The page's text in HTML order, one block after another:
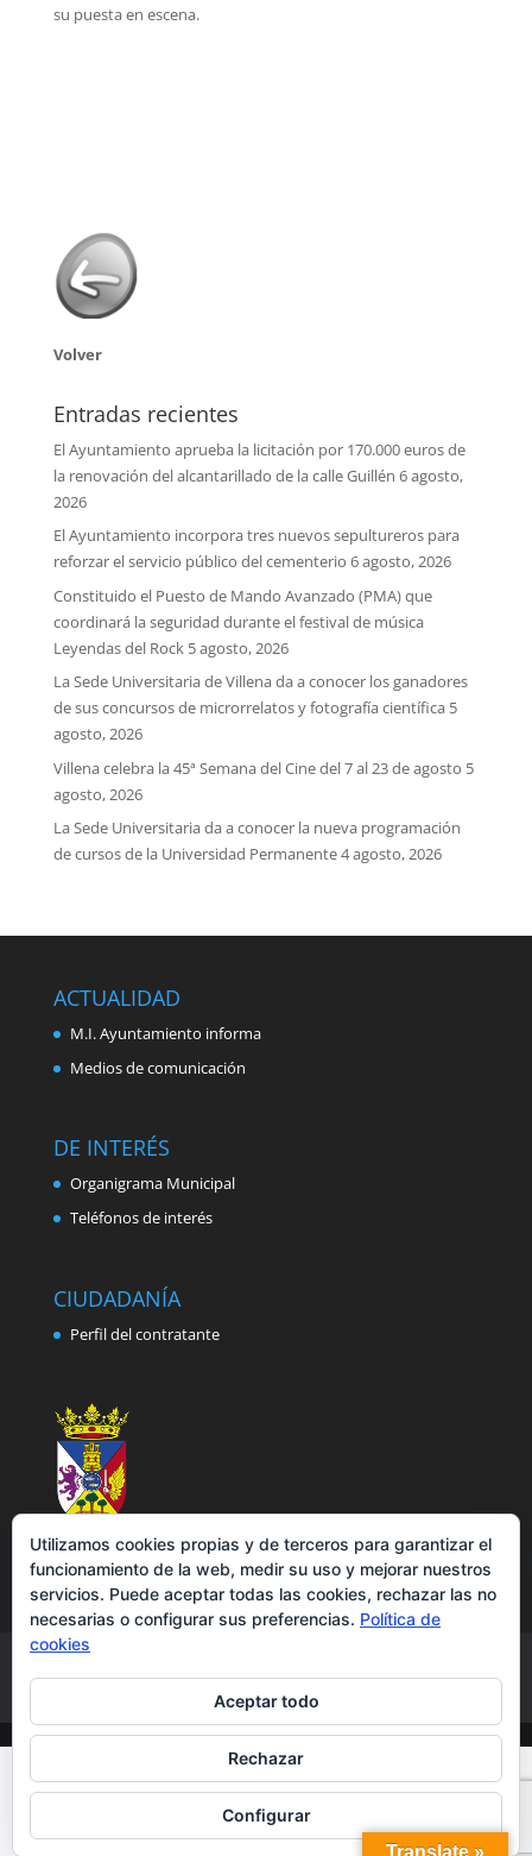
su puesta en escena.
Volver
Entradas recientes
El Ayuntamiento aprueba la licitación por 170.000 euros de
la renovación del alcantarillado de la calle Guillén 6 agosto,
2026
El Ayuntamiento incorpora tres nuevos sepultureros para
reforzar el servicio público del cementerio 6 agosto, 2026
Constituido el Puesto de Mando Avanzado (PMA) que
coordinará la seguridad durante el festival de música
Leyendas del Rock 5 agosto, 2026
La Sede Universitaria de Villena da a conocer los ganadores
de sus concursos de microrrelatos y fotografía científica 5
agosto, 2026
Villena celebra la 45ª Semana del Cine del 7 al 23 de agosto 5
agosto, 2026
La Sede Universitaria da a conocer la nueva programación
de cursos de la Universidad Permanente4 agosto, 2026
ACTUALIDAD
M.I. Ayuntamiento informa
Medios de comunicación
DE INTERÉS
Organigrama Municipal
Teléfonos de interés
CIUDADANÍA
Perfil del contratante
Política de cookies
Accesibilidad
Translate »
Utilizamos cookies propias y de terceros para garantizar el
funcionamiento de la web, medir su uso y mejorar nuestros
servicios. Puede aceptar todas las cookies, rechazar las no
necesarias o configurar sus preferencias. Política de
cookies
Aceptar todo
Rechazar
Configurar